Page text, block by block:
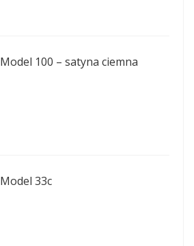
Model 100 – satyna ciemna
Model 33c